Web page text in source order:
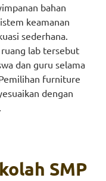
bahan
keamanan
sederhana.
lab tersebut
dan guru selama
furniture
dengan
SMP